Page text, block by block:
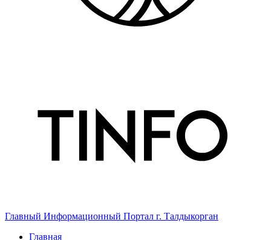
Главный Информационный Портал г. Талдыкорган
Главная